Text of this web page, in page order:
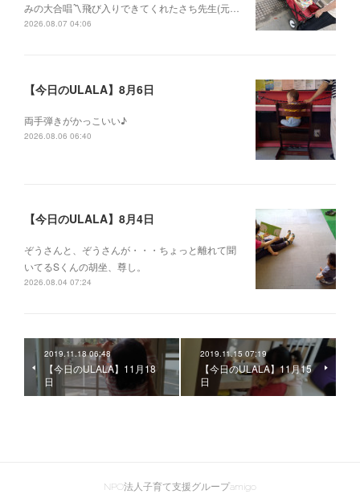
みの大合唱〽飛び入りできてくれたさち先生(元…
2026.08.07 04:06
【今日のULALA】8月6日
両手弾きがかっこいい♪
2026.08.06 06:40
【今日のULALA】8月4日
ぞうさんと、ぞうさんが・・・ちょっと離れて聞
いてるSくんの胡坐、尊し。
2026.08.04 07:24
2019.11.18 06:48
【今日のULALA】11月18
日
2019.11.15 07:19
【今日のULALA】11月15
日
NPO法人子育て支援グループamigo